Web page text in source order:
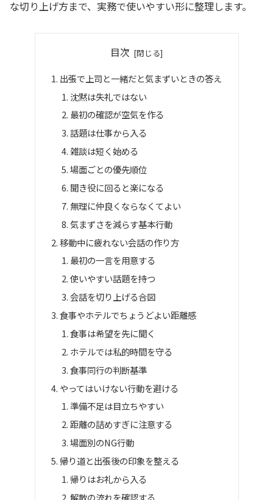
な切り上げ方まで、実務で使いやすい形に整理します。
目次
出張で上司と一緒だと気まずいときの答え
沈黙は失礼ではない
最初の確認が空気を作る
話題は仕事から入る
雑談は短く始める
場面ごとの優先順位
聞き役に回ると楽になる
無理に仲良くならなくてよい
気まずさを減らす基本行動
移動中に疲れない会話の作り方
最初の一言を用意する
使いやすい話題を持つ
会話を切り上げる合図
食事やホテルでちょうどよい距離感
食事は希望を先に聞く
ホテルでは私的時間を守る
食事同行の判断基準
やってはいけない行動を避ける
準備不足は目立ちやすい
距離の詰めすぎに注意する
場面別のNG行動
帰り道と出張後の印象を整える
帰りはお礼から入る
解散の流れを確認する